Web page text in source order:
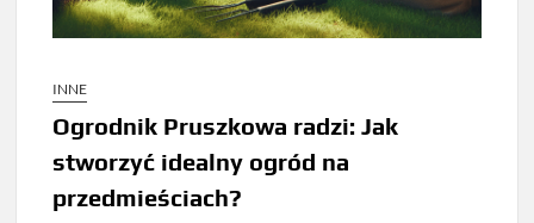
INNE
Ogrodnik Pruszkowa radzi: Jak
stworzyć idealny ogród na
przedmieściach?